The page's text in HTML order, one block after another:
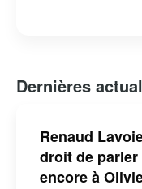
Dernières
Renaud
droit de
encore à